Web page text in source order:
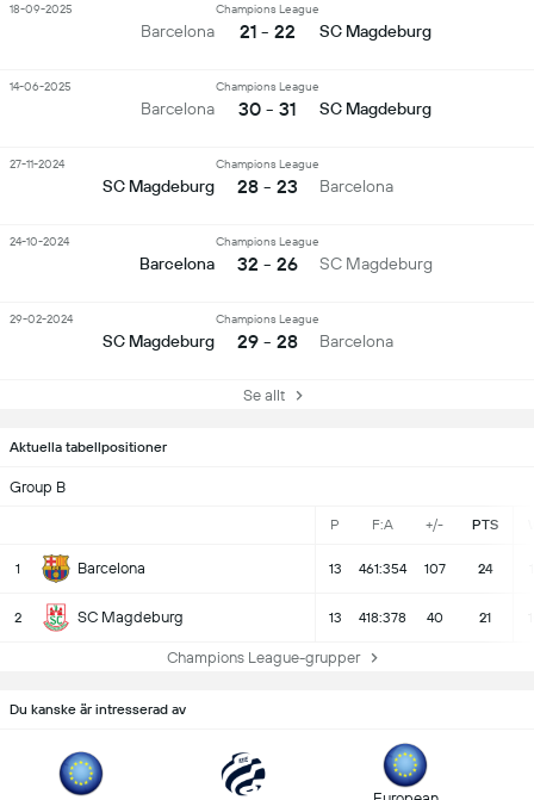
Aktuella tabellpositioner
Group B
P F:A +/- PTS
1 Barcelona 13 461:354 107 24
2 SC Magdeburg 13 418:378 40 21
Champions League-grupper
Barcelona
Champions League
21 - 22 SC Magdeburg
18-09-2025
Barcelona
Champions League
30 - 31 SC Magdeburg
14-06-2025
SC Magdeburg
Champions League
28 - 23 Barcelona
27-11-2024
Barcelona
Champions League
32 - 26 SC Magdeburg
24-10-2024
SC Magdeburg
Champions League
29 - 28 Barcelona
29-02-2024
Se allt
Du kanske är intresserad av